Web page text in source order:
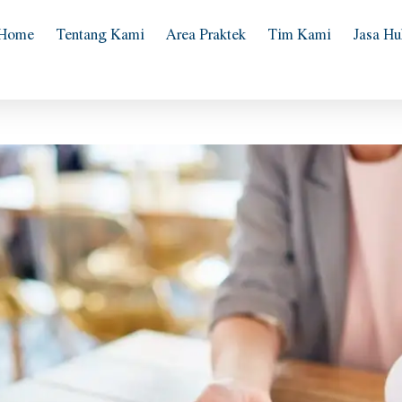
Tentang Kami Area Praktek Tim Kami Jasa